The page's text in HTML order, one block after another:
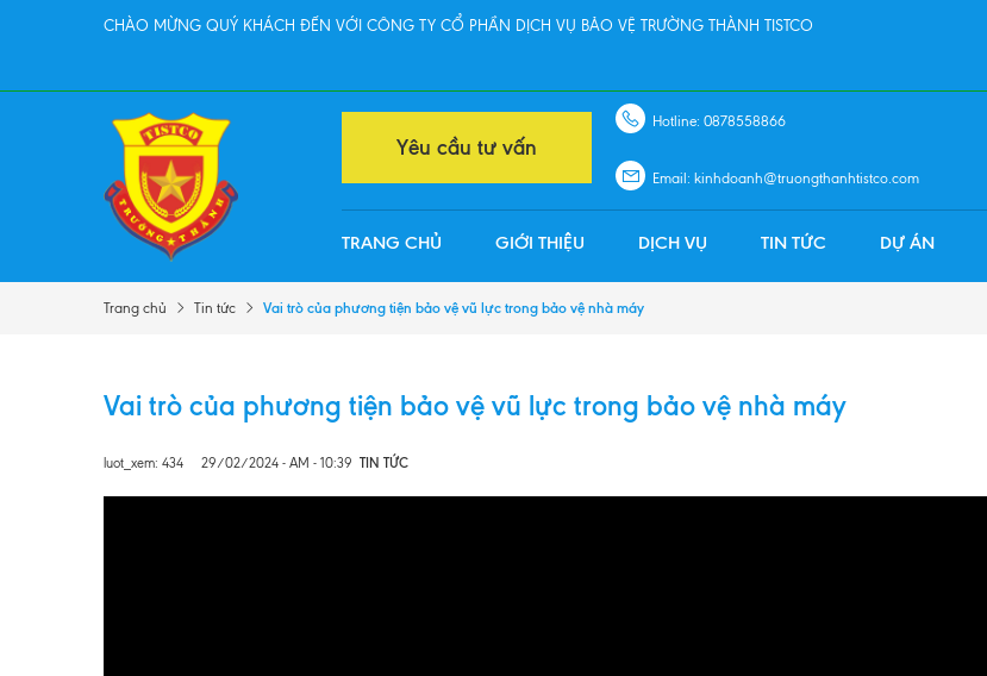
CHÀO MỪNG QUÝ KHÁCH ĐẾN VỚI CÔNG TY CỔ PHẦN DỊCH VỤ BẢO VỆ TRƯỜNG THÀNH TISTCO
Yêu cầu tư vấn
Hotline: 0878558866
Email: kinhdoanh@truongthanhtistco.com
TRANG CHỦ GIỚI THIỆU DỊCH VỤ TIN TỨC DỰ ÁN
Trang chủ Tin tức Vai trò của phương tiện bảo vệ vũ lực trong bảo vệ nhà máy
Vai trò của phương tiện bảo vệ vũ lực trong bảo vệ nhà máy
luot_xem: 434 29/02/2024 - AM - 10:39 TIN TỨC